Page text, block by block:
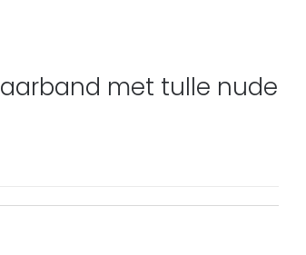
met tulle nude